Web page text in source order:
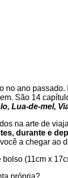
no ano passado.
São 14
Lua-de-mel,
na arte de
durante e
a chegar ao
(11cm x
própria?